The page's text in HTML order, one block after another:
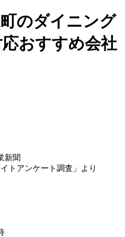
のダイニング
おすすめ会社
新聞
トアンケート調査」より